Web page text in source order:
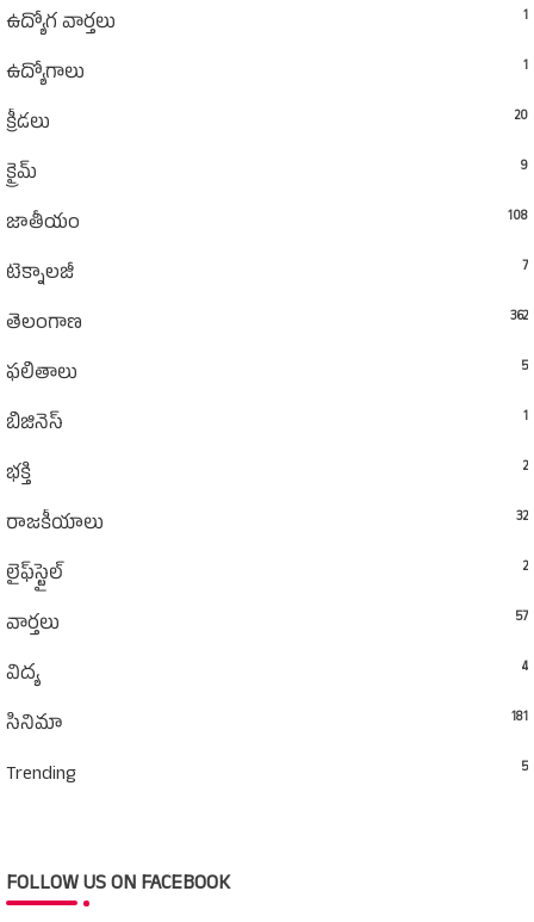
ఉద్యోగ వార్తలు 1
ఉద్యోగాలు 1
క్రీడలు 20
క్రైమ్ 9
జాతీయం 108
టెక్నాలజీ 7
తెలంగాణ 362
ఫలితాలు 5
బిజినెస్ 1
భక్తి 2
రాజకీయాలు 32
లైఫ్‌స్టైల్‌ 2
వార్తలు 57
విద్య 4
సినిమా 181
Trending 5
FOLLOW US ON FACEBOOK